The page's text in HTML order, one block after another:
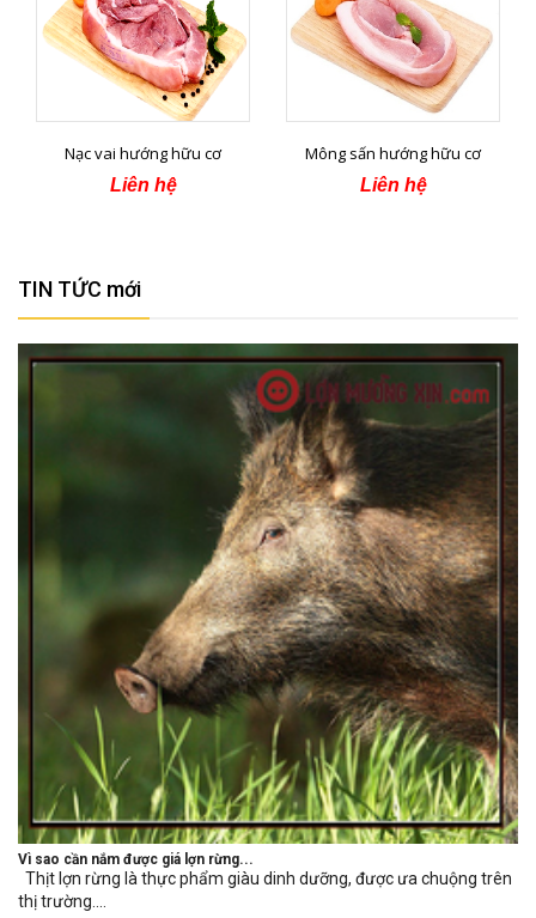
Nạc vai hướng hữu cơ
Liên hệ
Mông sấn hướng hữu cơ
Liên hệ
TIN TỨC mới
Vì sao cần nắm được giá lợn rừng...
Thịt lợn rừng là thực phẩm giàu dinh dưỡng, được ưa chuộng trên
thị trường....